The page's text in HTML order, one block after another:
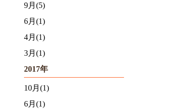
9月(5)
6月(1)
4月(1)
3月(1)
2017年
10月(1)
6月(1)